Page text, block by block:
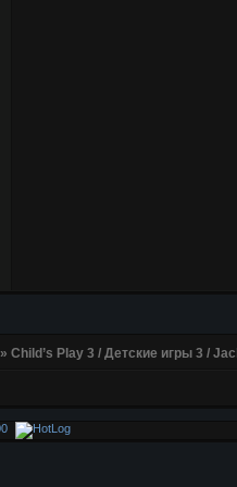
»Child’s Play 3 / Детские игры 3 /